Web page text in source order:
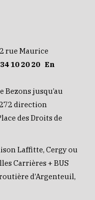
rue Maurice
10 20 20 En
Bezons jusqu’au
direction
des Droits de
Laffitte, Cergy ou
Carrières + BUS
d’Argenteuil,